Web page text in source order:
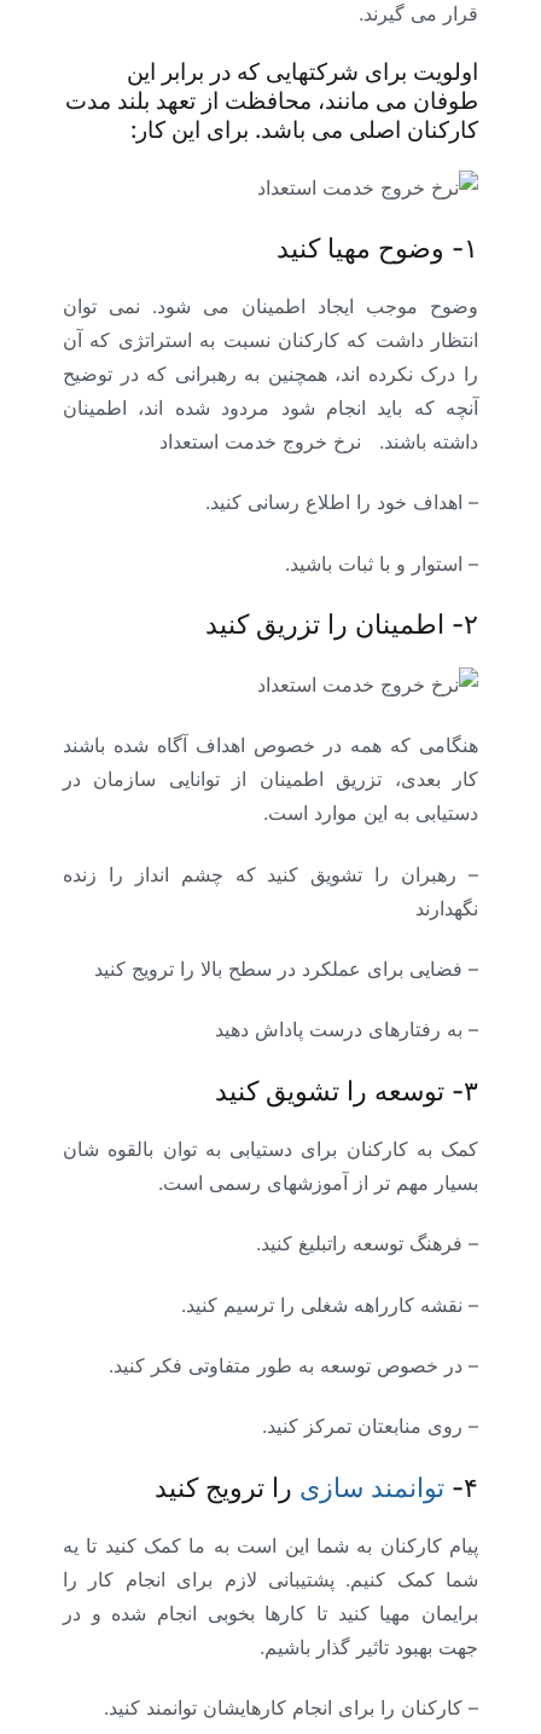
قرار می گیرند.
اولویت برای شرکتهایی که در برابر این
طوفان می مانند، محافظت از تعهد بلند مدت
کارکنان اصلی می باشد. برای این کار:
۱- وضوح مهیا کنید
وضوح موجب ایجاد اطمینان می شود. نمی توان
انتظار داشت که کارکنان نسبت به استراتژی که آن
را درک نکرده اند، همچنین به رهبرانی که در توضیح
آنچه که باید انجام شود مردود شده اند، اطمینان
داشته باشند.
نرخ خروج خدمت استعداد
– اهداف خود را اطلاع رسانی کنید.
– استوار و با ثبات باشید.
۲- اطمینان را تزریق کنید
هنگامی که همه در خصوص اهداف آگاه شده باشند
کار بعدی، تزریق اطمینان از توانایی سازمان در
دستیابی به این موارد است.
– رهبران را تشویق کنید که چشم انداز را زنده
نگهدارند
– فضایی برای عملکرد در سطح بالا را ترویج کنید
– به رفتارهای درست پاداش دهید
۳- توسعه را تشویق کنید
کمک به کارکنان برای دستیابی به توان بالقوه شان
بسیار مهم تر از آموزشهای رسمی است.
– فرهنگ توسعه راتبلیغ کنید.
– نقشه کارراهه شغلی را ترسیم کنید.
– در خصوص توسعه به طور متفاوتی فکر کنید.
– روی منابعتان تمرکز کنید.
۴- توانمند سازی را ترویج کنید
پیام کارکنان به شما این است به ما کمک کنید تا یه
شما کمک کنیم. پشتیبانی لازم برای انجام کار را
برایمان مهیا کنید تا کارها بخوبی انجام شده و در
جهت بهبود تاثیر گذار باشیم.
– کارکنان را برای انجام کارهایشان توانمند کنید.